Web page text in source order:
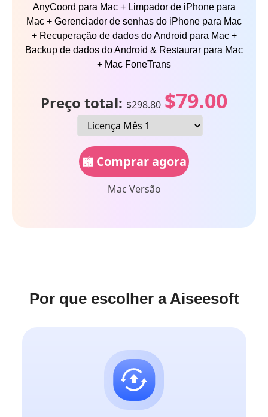
AnyCoord para Mac + Limpador de iPhone para
Mac + Gerenciador de senhas do iPhone para Mac
+ Recuperação de dados do Android para Mac +
Backup de dados do Android & Restaurar para Mac
+ Mac FoneTrans
Preço total: $298.80 $79.00
Comprar agora
Mac Versão
Por que escolher a Aiseesoft